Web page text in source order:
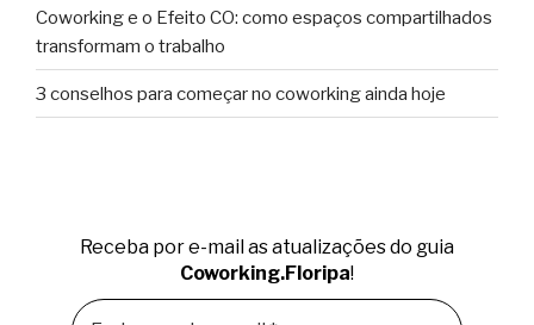
Coworking e o Efeito CO: como espaços compartilhados
transformam o trabalho
3 conselhos para começar no coworking ainda hoje
Receba por e-mail as atualizações do guia
Coworking.Floripa!